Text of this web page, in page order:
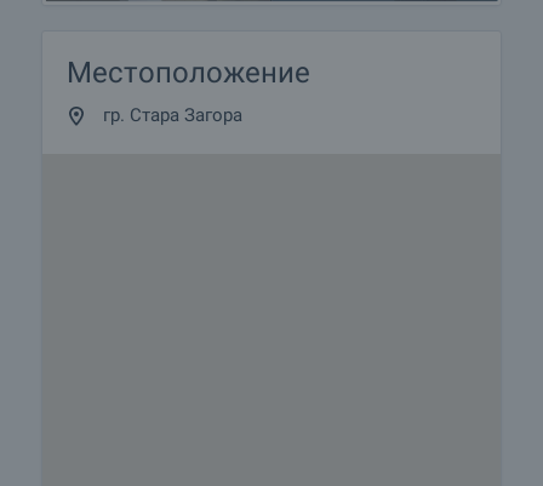
Местоположение
гр. Стара Загора